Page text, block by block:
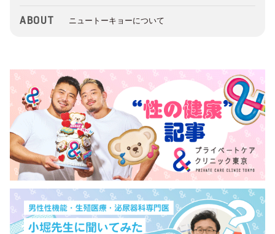
ABOUT ニュートーキョーについて